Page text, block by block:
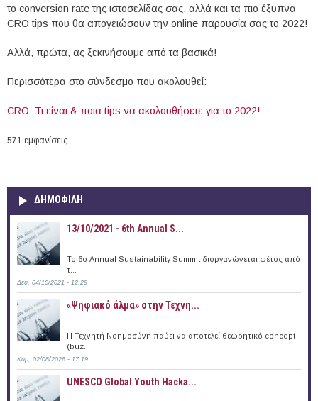
το conversion rate της ιστοσελίδας σας, αλλά και τα πιο έξυπνα
CRO tips που θα απογειώσουν την online παρουσία σας το 2022!
Αλλά, πρώτα, ας ξεκινήσουμε από τα βασικά!
Περισσότερα στο σύνδεσμο που ακολουθεί:
CRO: Τι είναι & ποια tips να ακολουθήσετε για το 2022!
571 εμφανίσεις
ΔΗΜΟΦΙΛΗ
13/10/2021 - 6th Annual S...
To 6ο Annual Sustainability Summit διοργανώνεται φέτος από
τ...
Δευ, 04/10/2021 - 12:29
«Ψηφιακό άλμα» στην Τεχνη...
Η Τεχνητή Νοημοσύνη παύει να αποτελεί θεωρητικό concept
(buz...
Κυρ, 02/08/2026 - 17:19
UNESCO Global Youth Hacka...